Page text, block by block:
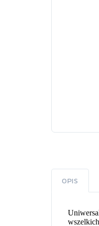
OPIS